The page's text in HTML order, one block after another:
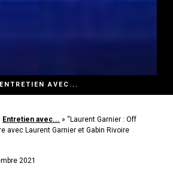
ENTRETIEN AVEC...
Entretien avec... »“Laurent Garnier : Off
avec Laurent Garnier et Gabin Rivoire
2021